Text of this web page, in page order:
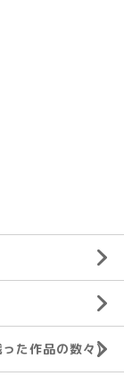
た作品の数々)